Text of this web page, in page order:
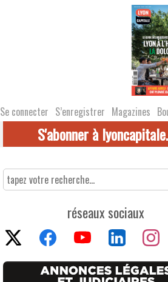
Se connecter S’enregistrer Magazines
S'abonner à
réseaux sociaux